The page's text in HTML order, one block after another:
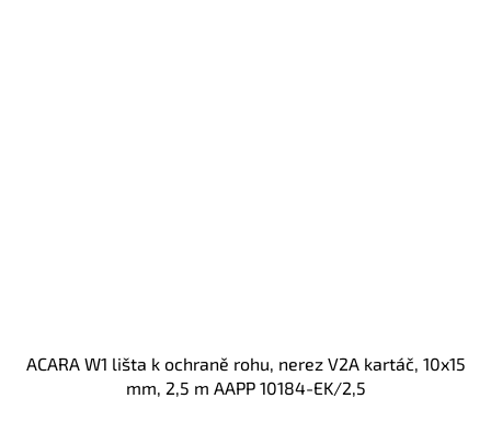
ACARA W1 lišta k ochraně rohu, nerez V2A kartáč, 10x15
mm, 2,5 m AAPP 10184-EK/2,5